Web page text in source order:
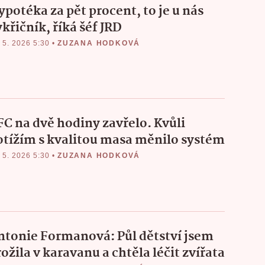
za pět procent, to je u nás
říká šéf JRD
5. 2026 5:30 • ZUZANA HODKOVÁ
na dvě hodiny zavřelo. Kvůli
s kvalitou masa měnilo systém
5. 2026 5:30 • ZUZANA HODKOVÁ
Formanová: Půl dětství jsem
v karavanu a chtěla léčit zvířata